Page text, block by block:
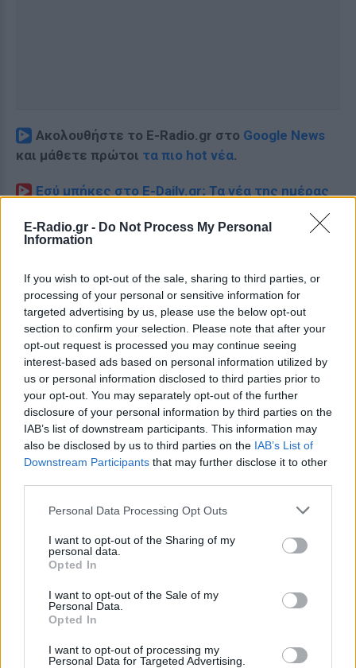
E-Radio.gr - Do Not Process My Personal
Information
If you wish to opt-out of the sale, sharing to third parties, or
processing of your personal or sensitive information for
targeted advertising by us, please use the below opt-out
section to confirm your selection. Please note that after your
opt-out request is processed you may continue seeing
interest-based ads based on personal information utilized by
us or personal information disclosed to third parties prior to
your opt-out. You may separately opt-out of the further
disclosure of your personal information by third parties on the
IAB’s list of downstream participants. This information may
also be disclosed by us to third parties on the IAB’s List of
Downstream Participants that may further disclose it to other
Personal Data Processing Opt Outs
I want to opt-out of the Sharing of my
personal data.
Opted In
I want to opt-out of the Sale of my
Personal Data.
Opted In
I want to opt-out of processing my
Personal Data for Targeted Advertising.
Ακολουθήστε το E-Radio.gr στο Google News
και μάθετε πρώτοι τα πιο hot νέα.
Εσύ μπήκες στο E-Daily.gr; Τα νέα της ημέρας
Ακολουθήστε το E-Radio.gr και στο Instagram
ΔΙΑΦΗΜΙΣΗ
ΔΕΙΤΕ ΕΠΙΣΗΣ